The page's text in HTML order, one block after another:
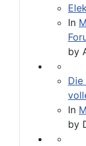
In
by
Die
In
by